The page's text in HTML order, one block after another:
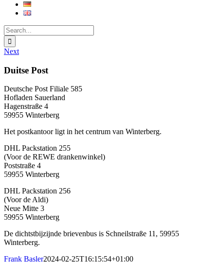
Search
for:
Next
Duitse Post
Deutsche Post Filiale 585
Hofladen Sauerland
Hagenstraße 4
59955 Winterberg
Het postkantoor ligt in het centrum van Winterberg.
DHL Packstation 255
(Voor de REWE drankenwinkel)
Poststraße 4
59955 Winterberg
DHL Packstation 256
(Voor de Aldi)
Neue Mitte 3
59955 Winterberg
De dichtstbijzijnde brievenbus is Schneilstraße 11, 59955
Winterberg.
Frank Basler2024-02-25T16:15:54+01:00